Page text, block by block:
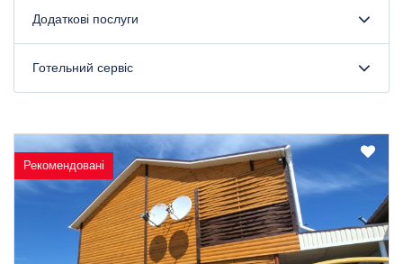
Додаткові послуги
Готельний сервіс
Рекомендовані